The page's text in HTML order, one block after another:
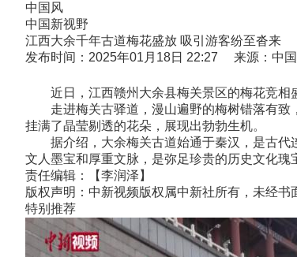
中国风
中国新视野
江西大余千年古道梅花盛放 吸引游客纷至沓来
发布时间：2025年01月18日 22:27 来源：中国
近日，江西赣州大余县梅关景区的梅花竞相盛
走进梅关古驿道，漫山遍野的梅树错落有致
挂满了晶莹剔透的花朵，展现出勃勃生机。
据介绍，大余梅关古道始通于秦汉，是古代
文人墨宝和厚重文脉，是弥足珍贵的历史文化瑰
责任编辑：【李润泽】
版权声明：中新视频版权属中新社所有，未经书
特别推荐